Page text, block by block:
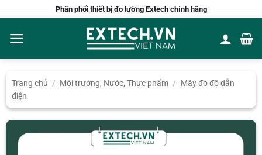
nội
dung
Phân phối thiết bị đo lường Extech chính hãng
Trang chủ / Môi trường, Nước, Thực phẩm /
Máy đo độ dẫn
điện